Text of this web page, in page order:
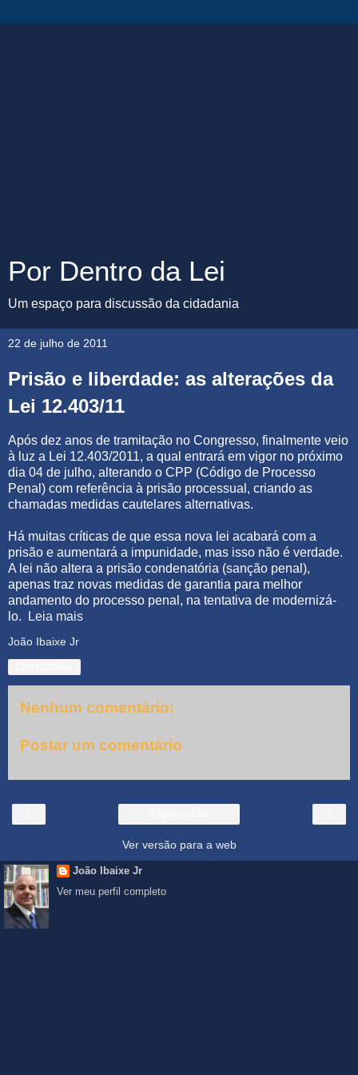
Por Dentro da Lei
Um espaço para discussão da cidadania
22 de julho de 2011
Prisão e liberdade: as alterações da
Lei 12.403/11
Após dez anos de tramitação no Congresso, finalmente veio
à luz a Lei 12.403/2011, a qual entrará em vigor no próximo
dia 04 de julho, alterando o CPP (Código de Processo
Penal) com referência à prisão processual, criando as
chamadas medidas cautelares alternativas.
Há muitas críticas de que essa nova lei acabará com a
prisão e aumentará a impunidade, mas isso não é verdade.
A lei não altera a prisão condenatória (sanção penal),
apenas traz novas medidas de garantia para melhor
andamento do processo penal, na tentativa de modernizá-
lo.
Leia mais
João Ibaixe Jr
Nenhum comentário:
Postar um comentário
Ver versão para a web
João Ibaixe Jr
Ver meu perfil completo